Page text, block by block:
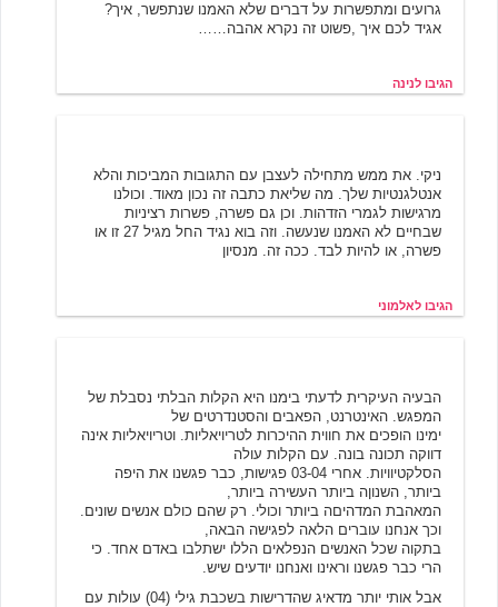
גרועים ומתפשרות על דברים שלא האמנו שנתפשר, איך?
אגיד לכם איך ,פשוט זה נקרא אהבה……
הגיבו לנינה
ניקי. את ממש מתחילה לעצבן עם התגובות המביכות והלא
אנטלגנטיות שלך. מה שליאת כתבה זה נכון מאוד. וכולנו
מרגישות לגמרי הזדהות. וכן גם פשרה, פשרות רציניות
שבחיים לא האמנו שנעשה. וזה בוא נגיד החל מגיל 27 זו או
פשרה, או להיות לבד. ככה זה. מנסיון
הגיבו לאלמוני
הבעיה העיקרית לדעתי בימנו היא הקלות הבלתי נסבלת של
המפגש. האינטרנט, הפאבים והסטנדרטים של
ימינו הופכים את חווית ההיכרות לטריויאליות. וטריויאליות אינה
דווקה תכונה בונה. עם הקלות עולה
הסלקטיוויות. אחרי 03-04 פגישות, כבר פגשנו את היפה
ביותר, השנוןה ביותר העשירה ביותר,
המאהבת המדהיםה ביותר וכולי. רק שהם כולם אנשים שונים.
וכך אנחנו עוברים הלאה לפגישה הבאה,
בתקוה שכל האנשים הנפלאים הללו ישתלבו באדם אחד. כי
הרי כבר פגשנו וראינו ואנחנו יודעים שיש.
אבל אותי יותר מדאיג שהדרישות בשכבת גילי (04) עולות עם